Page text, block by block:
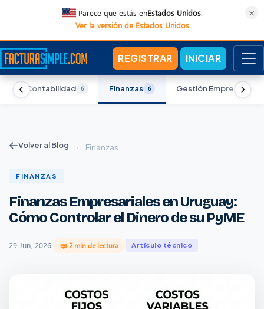
Parece que estás enEstados Unidos.
Ver la versión de Estados Unidos
×
REGISTRAR INICIAR
Contabilidad 6 Finanzas 6 Gestión Empresarial
Volver al Blog › Finanzas
FINANZAS
Finanzas Empresariales en Uruguay:
Cómo Controlar el Dinero de su PyME
29 Jun, 2026· 📖 2 min de lectura Artículo técnico